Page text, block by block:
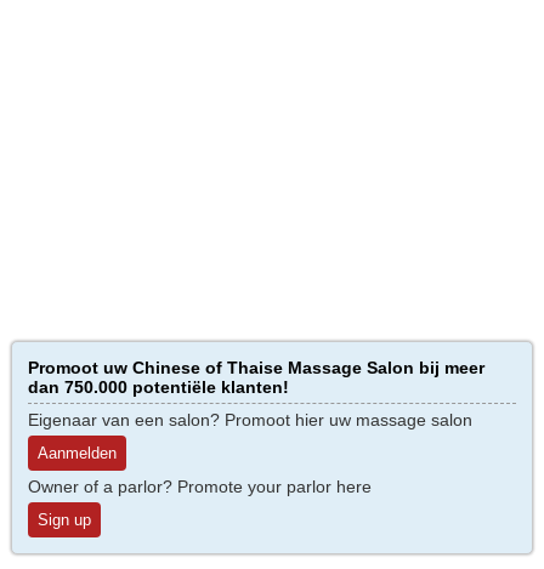
Promoot uw Chinese of Thaise Massage Salon bij meer
dan 750.000 potentiële klanten!
Eigenaar van een salon? Promoot hier uw massage salon
Aanmelden
Owner of a parlor? Promote your parlor here
Sign up